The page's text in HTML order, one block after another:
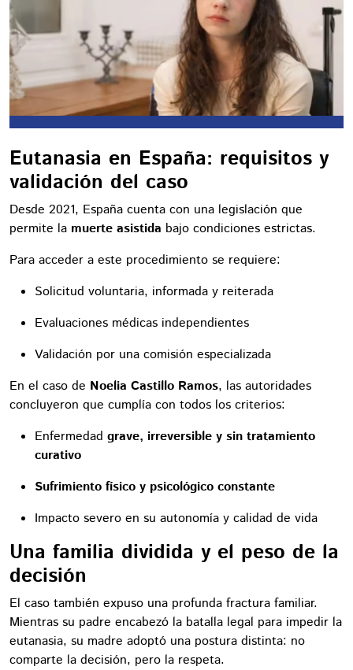
Eutanasia en España: requisitos y
validación del caso
Desde 2021, España cuenta con una legislación que
permite la muerte asistida bajo condiciones estrictas.
Para acceder a este procedimiento se requiere:
Solicitud voluntaria, informada y reiterada
Evaluaciones médicas independientes
Validación por una comisión especializada
En el caso de Noelia Castillo Ramos, las autoridades
concluyeron que cumplía con todos los criterios:
Enfermedad grave, irreversible y sin tratamiento
curativo
Sufrimiento físico y psicológico constante
Impacto severo en su autonomía y calidad de vida
Una familia dividida y el peso de la
decisión
El caso también expuso una profunda fractura familiar.
Mientras su padre encabezó la batalla legal para impedir la
eutanasia, su madre adoptó una postura distinta: no
comparte la decisión, pero la respeta.